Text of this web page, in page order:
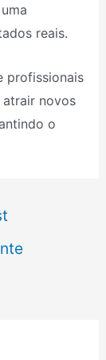
reais.
profissionais
atrair novos
o